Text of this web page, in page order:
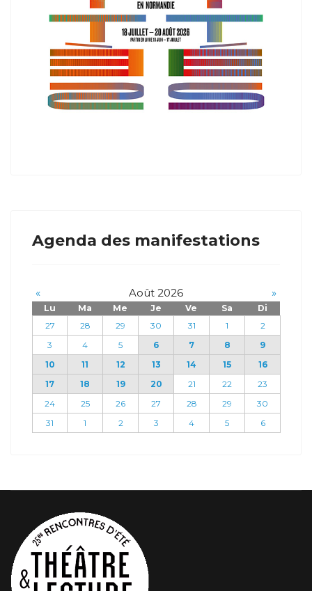
Agenda des manifestations
« Août 2026 »
Lu Ma Me Je Ve Sa
Di
27
28 29 30 31 1
2
3
4 5 6 7 8
9
10
11 12 13 14 15
16
17
18 19 20 21 22
23
24
25 26 27 28 29
30
31
1 2 3 4 5 6